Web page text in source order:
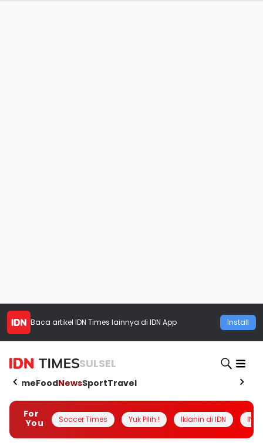
Baca artikel IDN Times lainnya di IDN App Install
SULSEL
HomeFoodNewsSportTravel
For
You
Soccer Times Yuk Pilih ! Iklanin di IDN